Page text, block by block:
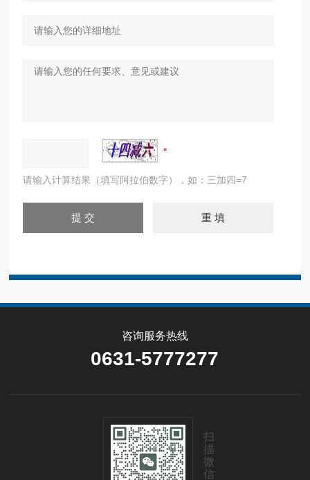
请输入计算结果（填写阿拉伯数字），如：三加四=7
咨询服务热线
0631-5777277
扫
描
微
信